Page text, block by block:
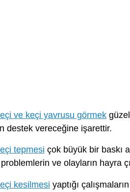
ve keçi yavrusu görmek
destek vereceğine işarettir.
tepmesi çok büyük bir baskı
ve olayların hayra
kesilmesi yaptığı